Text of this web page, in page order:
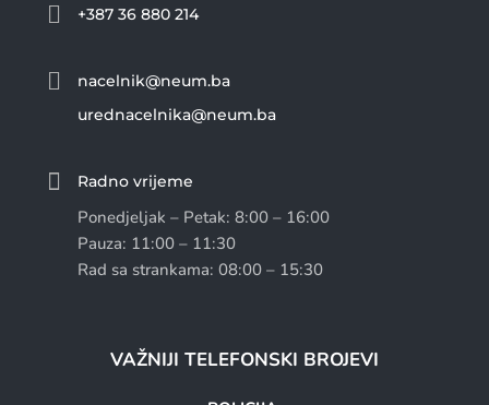
 +387 36 880 214

nacelnik@neum.ba
urednacelnika@neum.ba
 Radno vrijeme
Ponedjeljak – Petak: 8:00 – 16:00
Pauza: 11:00 – 11:30
Rad sa strankama: 08:00 – 15:30
VAŽNIJI TELEFONSKI BROJEVI